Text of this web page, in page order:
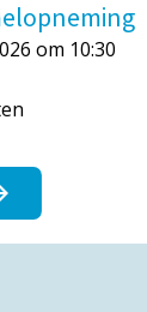
om 10:30